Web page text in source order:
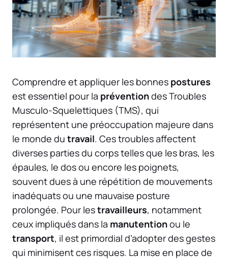
Comprendre et appliquer les bonnes postures
est essentiel pour la préventiondes Troubles
Musculo-Squelettiques (TMS), qui
représentent une préoccupation majeure dans
le monde du travail. Ces troubles affectent
diverses parties du corps telles que les bras, les
épaules, le dos ou encore les poignets,
souvent dues à une répétition de mouvements
inadéquats ou une mauvaise posture
prolongée. Pour lestravailleurs, notamment
ceux impliqués dans la manutentionou le
transport, il est primordial d’adopter des gestes
qui minimisent ces risques. La mise en place de